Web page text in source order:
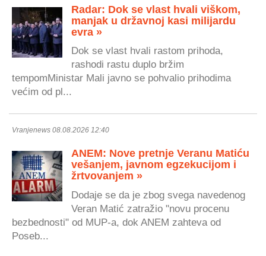
Radar: Dok se vlast hvali viškom,
manjak u državnoj kasi milijardu
evra »
Dok se vlast hvali rastom prihoda,
rashodi rastu duplo bržim
tempomMinistar Mali javno se pohvalio prihodima
većim od pl...
Vranjenews 08.08.2026 12:40
ANEM: Nove pretnje Veranu Matiću
vešanjem, javnom egzekucijom i
žrtvovanjem »
Dodaje se da je zbog svega navedenog
Veran Matić zatražio "novu procenu
bezbednosti" od MUP-a, dok ANEM zahteva od
Poseb...